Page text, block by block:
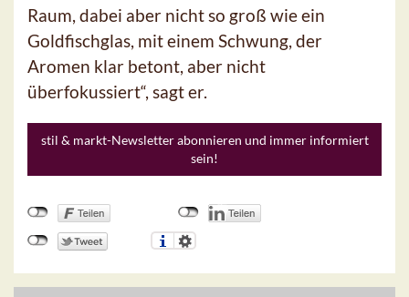
Raum, dabei aber nicht so groß wie ein
Goldfischglas, mit einem Schwung, der
Aromen klar betont, aber nicht
überfokussiert“, sagt er.
stil & markt-Newsletter abonnieren und immer informiert
sein!